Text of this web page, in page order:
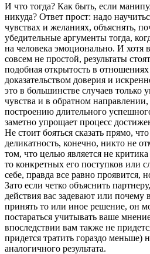
И что тогда? Как быть, если
никуда? Ответ прост: надо
чувствах и желаниях, объяснять,
убедительные аргументы тогда,
на человека эмоционально. И хотя
совсем не простой, результаты
подобная открытость в
доказательством доверия и
это в большинстве случаев только
чувства и в обратном
построению длительного
заметно упрощает процесс
Не стоит бояться сказать прямо,
деликатность, конечно, никто не
том, что целью является не
то конкретных его поступков или
себе, правда все равно проявится,
Зато если четко объяснить
действия вас задевают или
принять то или иное решение, он
постараться учитывать ваше
впоследствии вам также не
придется тратить гораздо меньше)
аналогичного результата.